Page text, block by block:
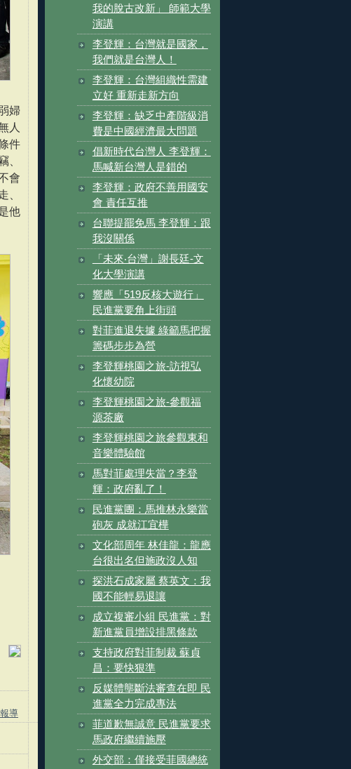
婦
人
件
、
會
、
他
導
我的脫古改新」 師範大學
演講
李登輝：台灣就是國家，
我們就是台灣人！
李登輝：台灣組織性需建
立好 重新走新方向
李登輝：缺乏中產階級消
費是中國經濟最大問題
倡新時代台灣人 李登輝：
馬喊新台灣人是錯的
李登輝：政府不善用國安
會 責任互推
台聯提罷免馬 李登輝：跟
我沒關係
「未來‧台灣」謝長廷-文
化大學演講
響應「519反核大遊行」
民進黨要角上街頭
對菲進退失據 綠籲馬把握
籌碼步步為營
李登輝桃園之旅-訪視弘
化懷幼院
李登輝桃園之旅-參觀福
源茶廠
李登輝桃園之旅參觀東和
音樂體驗館
馬對菲處理失當？李登
輝：政府亂了！
民進黨團：馬推林永樂當
砲灰 成就江宜樺
文化部周年 林佳龍：龍應
台很出名但施政沒人知
探洪石成家屬 蔡英文：我
國不能輕易退讓
成立複審小組 民進黨：對
新進黨員增設排黑條款
支持政府對菲制裁 蘇貞
昌：要快狠準
反媒體壟斷法審查在即 民
進黨全力完成專法
菲道歉無誠意 民進黨要求
馬政府繼續施壓
外交部：僅接受菲國總統